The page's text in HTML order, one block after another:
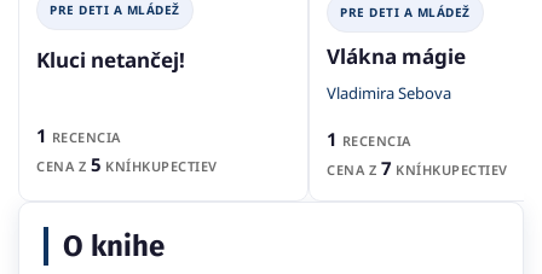
PRE DETI A MLÁDEŽ
Kluci netančej!
1 RECENCIA
CENA Z 5 KNÍHKUPECTIEV
PRE DETI A MLÁDEŽ
Vlákna mágie
Vladimira Sebova
1 RECENCIA
CENA Z 7 KNÍHKUPECTIEV
O knihe